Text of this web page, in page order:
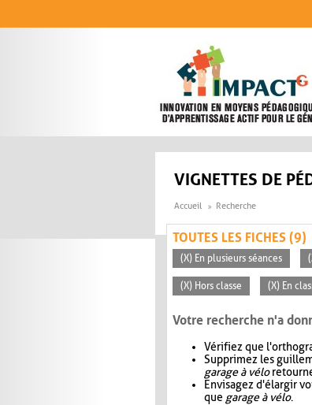
VIGNETTES DE
Accueil Recherche
TOUTES LES FICHES (9)
(X) En plusieurs séances
(X) Hors classe (X) En
Votre recherche n'a
Vérifiez que
Supprimez les
garage à vélo
Envisagez d'élargir
que garage à vélo.